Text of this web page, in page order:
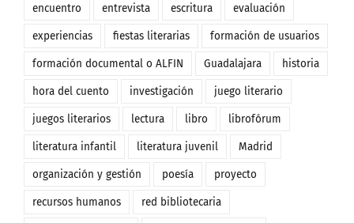
encuentro entrevista escritura evaluación
experiencias fiestas literarias formación de usuarios
formación documental o ALFIN Guadalajara historia
hora del cuento investigación juego literario
juegos literarios lectura libro librofórum
literatura infantil literatura juvenil Madrid
organización y gestión poesía proyecto
recursos humanos red bibliotecaria